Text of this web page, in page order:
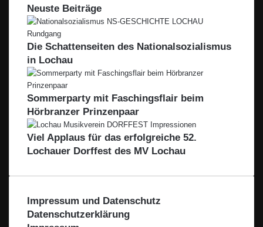
Neuste Beiträge
Die Schattenseiten des Nationalsozialismus
in Lochau
Sommerparty mit Faschingsflair beim
Hörbranzer Prinzenpaar
Viel Applaus für das erfolgreiche 52.
Lochauer Dorffest des MV Lochau
Impressum und Datenschutz
Datenschutzerklärung